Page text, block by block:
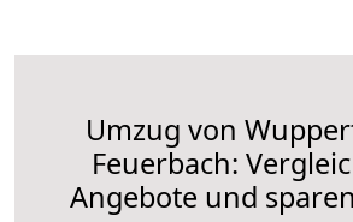
Umzug von
Feuerbach:
Angebote und